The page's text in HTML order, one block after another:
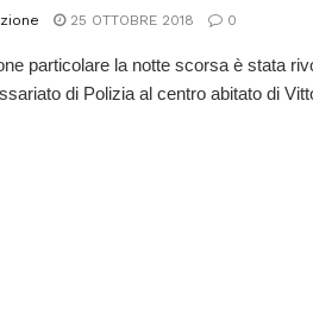
25 OTTOBRE 2018 0
particolare la notte scorsa è stata
di Polizia al centro abitato di